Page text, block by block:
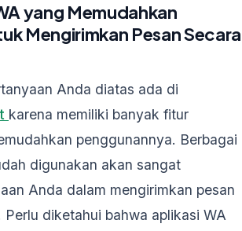
yang Memudahkan
Mengirimkan Pesan Secara
Anda diatas ada di
karena memiliki banyak fitur
penggunannya. Berbagai
digunakan akan sangat
Anda dalam mengirimkan pesan
diketahui bahwa aplikasi WA